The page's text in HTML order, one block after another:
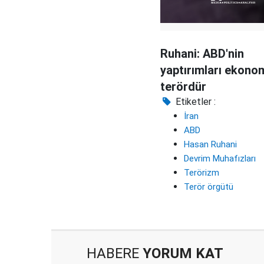
Ruhani: ABD'nin
yaptırımları
terördür
Etiketler :
İran
ABD
Hasan Ruhani
Devrim Muhafızları
Terörizm
Terör örgütü
HABERE YORUM KAT